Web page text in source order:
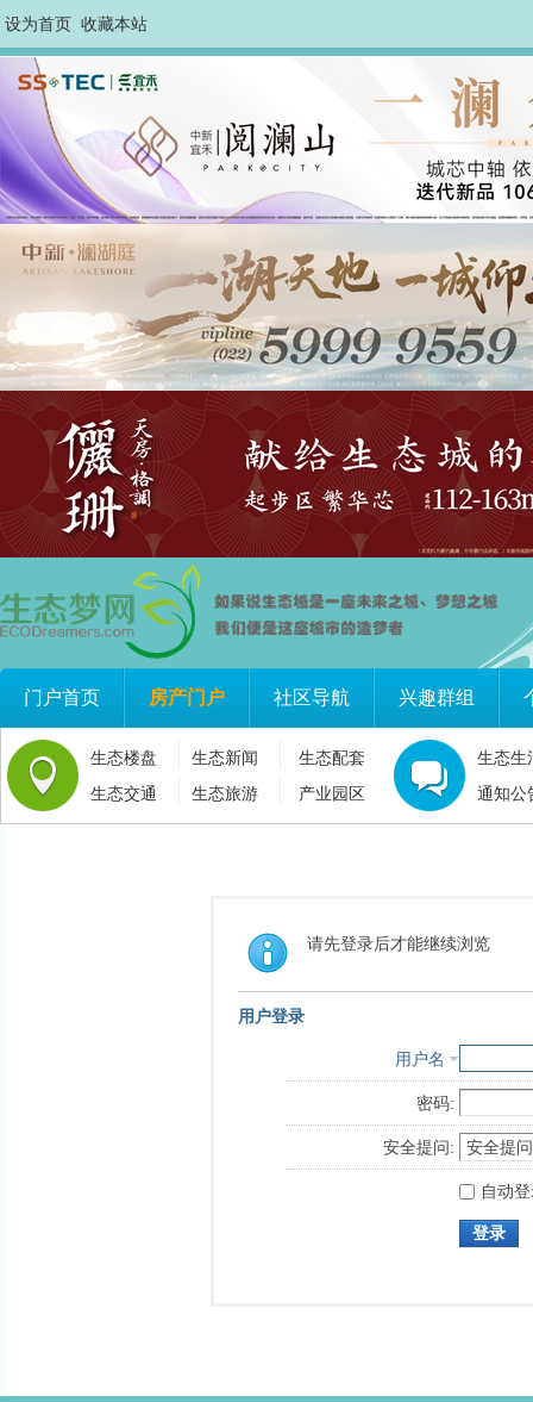
设为首页 收藏本站
门户首页 房产门户 社区导航 兴趣群组
生态楼盘 生态新闻
生态配套
生态交通
生态旅游 产业园区
生态生
通知公
请先登录后才能继续浏览
用户登录
用户名
密码:
安全提问:
自动
登录